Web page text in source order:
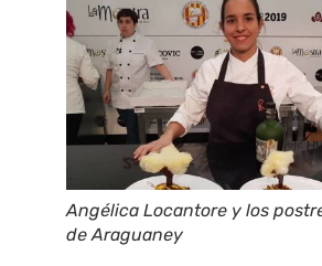
Angélica Locantore y los
de Araguaney